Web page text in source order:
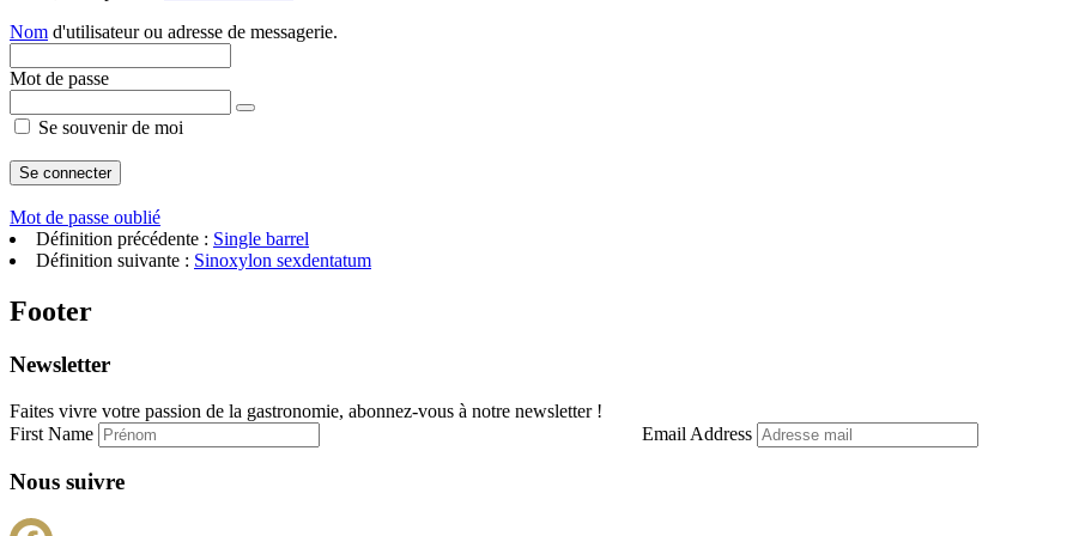
Nom d'utilisateur ou adresse de messagerie.
Mot de passe
Se souvenir de moi
Mot de passe oublié
Définition précédente : Single barrel
Définition suivante : Sinoxylon sexdentatum
Footer
Newsletter
Faites vivre votre passion de la gastronomie, abonnez-vous à notre newsletter !
First Name
Email Address
Nous suivre